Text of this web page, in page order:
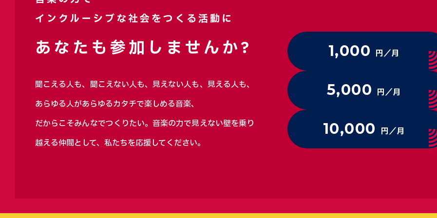
インクルーシブな社会をつくる活動に
あなたも参加しませんか?
聞こえる人も、聞こえない人も、見えない人も、見える人も、
あらゆる人があらゆるカタチで楽しめる音楽、
だからこそみんなでつくりたい。音楽の力で見えない壁を乗り
越える仲間として、私たちを応援してください。
1,000 円／月
5,000 円／月
10,000 円／月